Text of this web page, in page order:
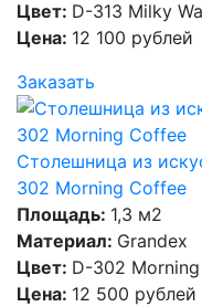
Цвет: D-313 Milky
Цена: 12 100 рублей
Заказать
Столешница из
302 Morning Coffee
Площадь: 1,3 м2
Материал: Grandex
Цвет: D-302
Цена: 12 500 рублей